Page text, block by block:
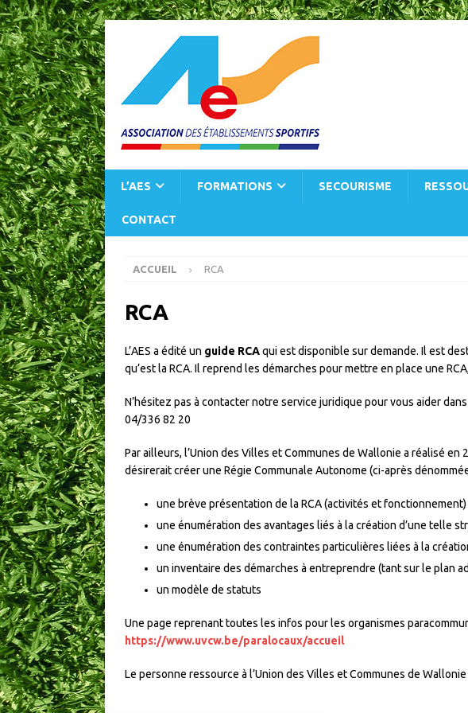
L’AES FORMATIONS SECOURISME
CONTACT
ACCUEIL RCA
RCA
L’AES a édité un guide RCAqui est disponible sur demande. Il est
qu’est la RCA. Il reprend les démarches pour mettre en place une
N’hésitez pas à contacter notre service juridique pour vous aider
04/336 82 20
Par ailleurs, l’Union des Villes et Communes de Wallonie a réalisé
désirerait créer une Régie Communale Autonome (ci-après dénommée
une brève présentation de la RCA (activités et fonctionnement)
une énumération des avantages liés à la création d’une telle
une énumération des contraintes particulières liées à la
un inventaire des démarches à entreprendre (tant sur le plan
un modèle de statuts
Une page reprenant toutes les infos pour les organismes
https://www.uvcw.be/paralocaux/accueil
Le personne ressource à l’Union des Villes et Communes de